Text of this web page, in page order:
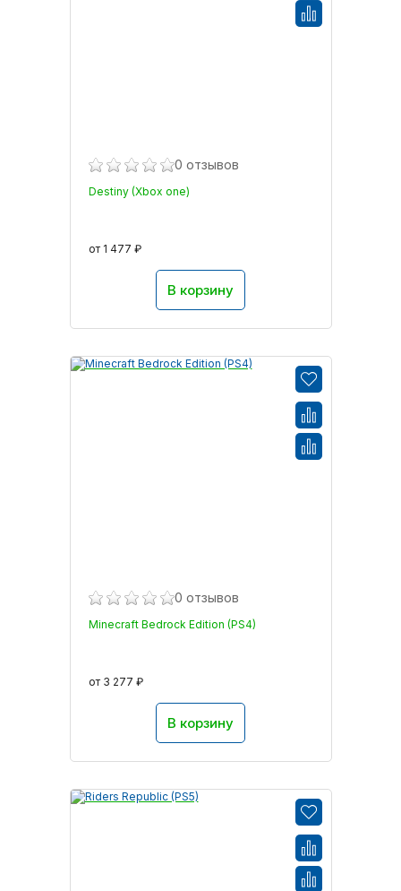
0 отзывов
Destiny (Xbox one)
от 1 477 ₽
В корзину
0 отзывов
Minecraft Bedrock Edition (PS4)
от 3 277 ₽
В корзину